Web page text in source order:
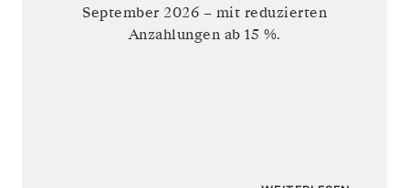
September 2026 – mit reduzierten
Anzahlungen ab 15 %.